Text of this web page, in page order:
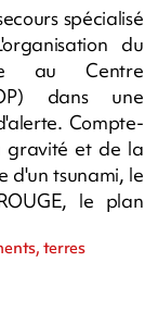
spécialisé
du
au Centre
dans une
Compte-
gravité et de la
d'un tsunami, le
le plan
terres